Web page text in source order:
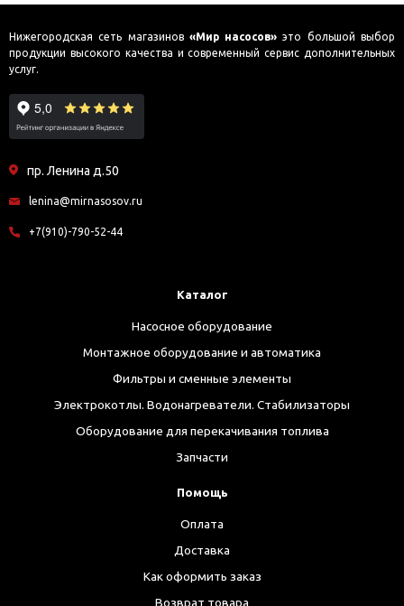
Нижегородская сеть магазинов «Мир насосов» это большой выбор
продукции высокого качества и современный сервис дополнительных
услуг.
пр. Ленина д.50
lenina@mirnasosov.ru
+7(910)-790-52-44
Каталог
Насосное оборудование
Монтажное оборудование и автоматика
Фильтры и сменные элементы
Электрокотлы. Водонагреватели. Стабилизаторы
Оборудование для перекачивания топлива
Запчасти
Помощь
Оплата
Доставка
Как оформить заказ
Возврат товара